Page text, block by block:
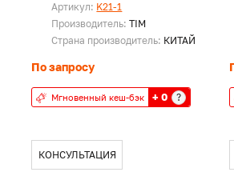
Артикул: K21-1
Производитель:TIM
Страна производитель: КИТАЙ
По запросу
Мгновенный кеш-бэк + 0 ?
КОНСУЛЬТАЦИЯ